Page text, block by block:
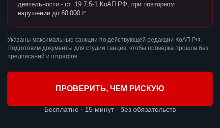
деятельности - ст. 19.7.5-1 КоАП РФ, при повторном
нарушении до 60 000 ₽
Указаны максимальные санкции по действующей редакции КоАП РФ.
Подготовим документы для студии танцев, чтобы проверка прошла без
предписаний и штрафов.
ПРОВЕРИТЬ, ЧЕМ РИСКУЮ
Бесплатно · 15 минут · без обязательств